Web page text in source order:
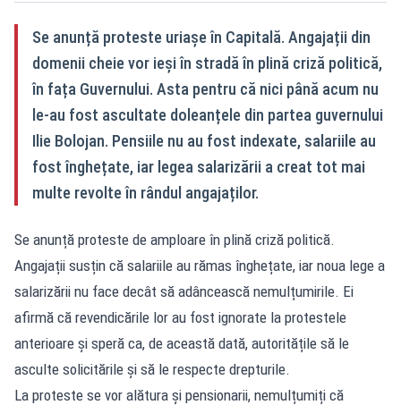
Se anunță proteste uriașe în Capitală. Angajații din
domenii cheie vor ieși în stradă în plină criză politică,
în fața Guvernului. Asta pentru că nici până acum nu
le-au fost ascultate doleanțele din partea guvernului
Ilie Bolojan. Pensiile nu au fost indexate, salariile au
fost înghețate, iar legea salarizării a creat tot mai
multe revolte în rândul angajaților.
Se anunță proteste de amploare în plină criză politică.
Angajații susțin că salariile au rămas înghețate, iar noua lege a
salarizării nu face decât să adâncească nemulțumirile. Ei
afirmă că revendicările lor au fost ignorate la protestele
anterioare și speră ca, de această dată, autoritățile să le
asculte solicitările și să le respecte drepturile.
La proteste se vor alătura și pensionarii, nemulțumiți că